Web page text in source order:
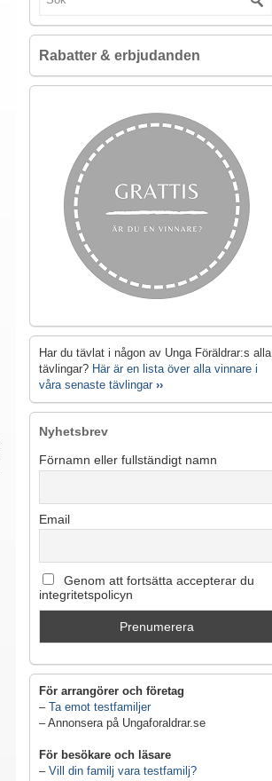
Rabatter & erbjudanden
Har du tävlat i någon av Unga Föräldrar:s alla
tävlingar? Här är en lista över alla vinnare i
våra senaste tävlingar ››
Nyhetsbrev
Förnamn eller fullständigt namn
Email
Genom att fortsätta accepterar du
integritetspolicyn
För arrangörer och företag
– Ta emot testfamiljer
– Annonsera på Ungaforaldrar.se
För besökare och läsare
– Vill din familj vara testfamilj?